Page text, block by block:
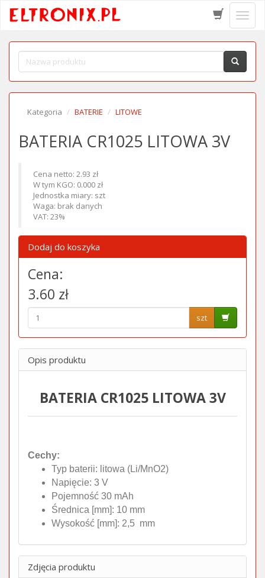
menu
Kategoria BATERIE LITOWE
BATERIA CR1025 LITOWA 3V
Cena netto: 2.93 zł
W tym KGO: 0.000 zł
Jednostka miary: szt
Waga: brak danych
VAT: 23%
Dodaj do koszyka
Cena:
3.60 zł
szt
Opis produktu
BATERIA CR1025 LITOWA 3V
Cechy:
Typ baterii: litowa (Li/MnO2)
Napięcie: 3 V
Pojemność 30 mAh
Średnica [mm]: 10 mm
Wysokość [mm]: 2,5 mm
Zdjęcia produktu